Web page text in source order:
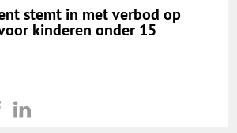
stemt in met verbod op
kinderen onder 15